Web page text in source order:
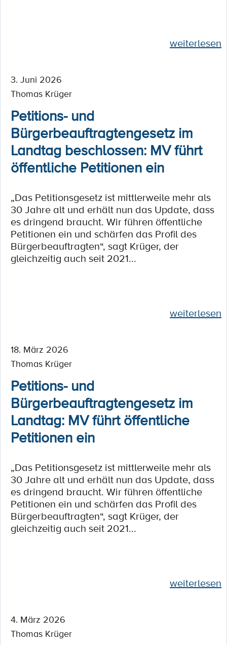
weiterlesen
3. Juni 2026
Thomas Krüger
Petitions- und
Bürgerbeauftragtengesetz im
Landtag beschlossen: MV führt
öffentliche Petitionen ein
„Das Petitionsgesetz ist mittlerweile mehr als
30 Jahre alt und erhält nun das Update, dass
es dringend braucht. Wir führen öffentliche
Petitionen ein und schärfen das Profil des
Bürgerbeauftragten“, sagt Krüger, der
gleichzeitig auch seit 2021...
weiterlesen
18. März 2026
Thomas Krüger
Petitions- und
Bürgerbeauftragtengesetz im
Landtag: MV führt öffentliche
Petitionen ein
„Das Petitionsgesetz ist mittlerweile mehr als
30 Jahre alt und erhält nun das Update, dass
es dringend braucht. Wir führen öffentliche
Petitionen ein und schärfen das Profil des
Bürgerbeauftragten“, sagt Krüger, der
gleichzeitig auch seit 2021...
weiterlesen
4. März 2026
Thomas Krüger